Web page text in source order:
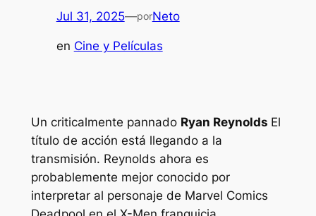
Jul 31, 2025—porNeto
en Cine y Películas
Un criticalmente pannado Ryan Reynolds El
título de acción está llegando a la
transmisión. Reynolds ahora es
probablemente mejor conocido por
interpretar al personaje de Marvel Comics